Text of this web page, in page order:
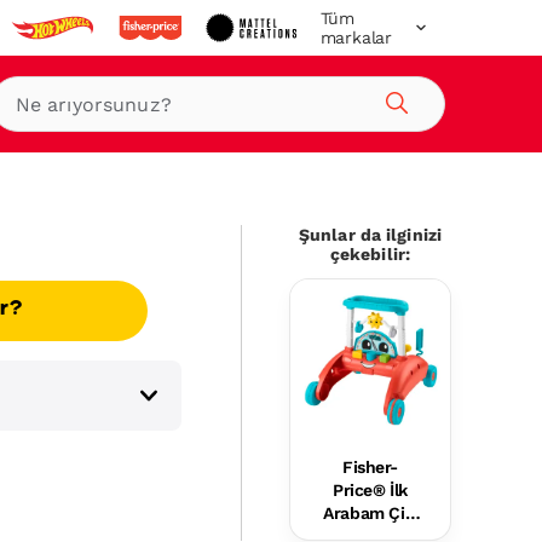
Tüm
markalar
Ara
Şunlar da ilginizi
çekebilir:
Fisher-
Price® İlk
Arabam Çift
Yönlü